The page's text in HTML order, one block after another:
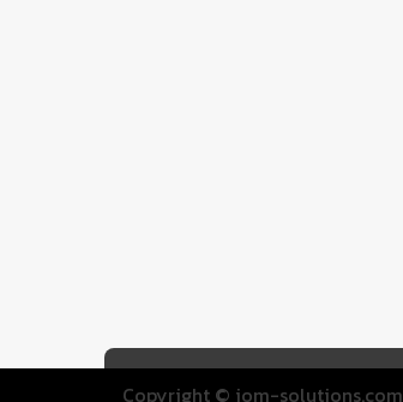
Copyright © iom-solutions.com